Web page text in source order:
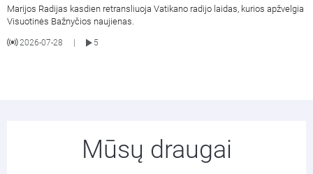
Marijos Radijas kasdien retransliuoja Vatikano radijo laidas, kurios apžvelgia
Visuotinės Bažnyčios naujienas.
2026-07-28 5
Mūsų draugai